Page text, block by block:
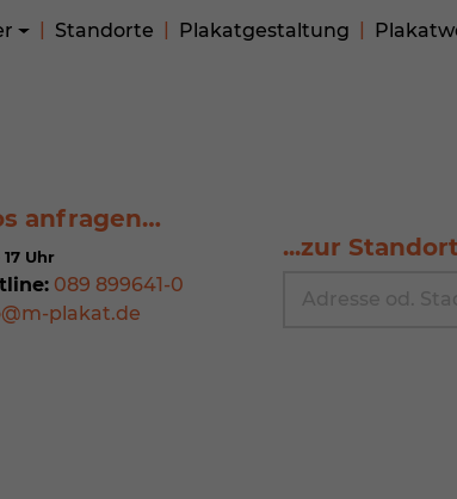
Standorte Plakatgestaltung
...zur
anfragen…
Uhr
089 899641-0
plakat.de